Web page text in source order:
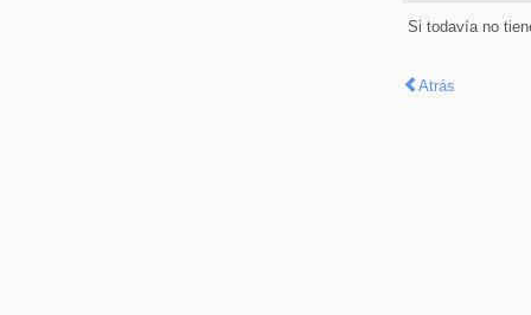
Si todavía no
Atrás